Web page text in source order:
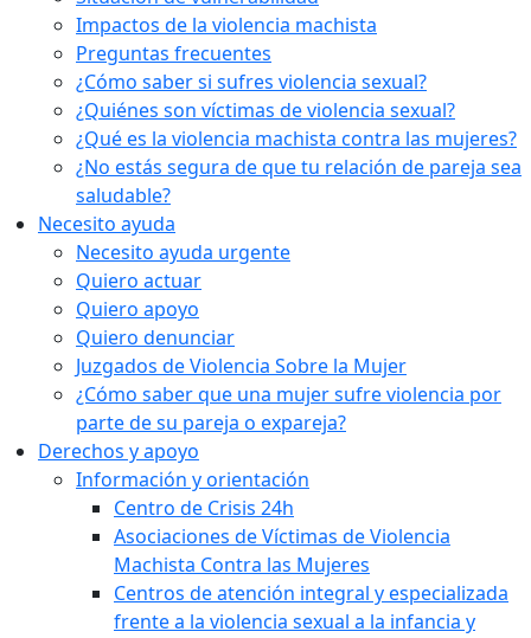
Impactos de la violencia machista
Preguntas frecuentes
¿Cómo saber si sufres violencia sexual?
¿Quiénes son víctimas de violencia sexual?
¿Qué es la violencia machista contra las mujeres?
¿No estás segura de que tu relación de pareja sea
saludable?
Necesito ayuda
Necesito ayuda urgente
Quiero actuar
Quiero apoyo
Quiero denunciar
Juzgados de Violencia Sobre la Mujer
¿Cómo saber que una mujer sufre violencia por
parte de su pareja o expareja?
Derechos y apoyo
Información y orientación
Centro de Crisis 24h
Asociaciones de Víctimas de Violencia
Machista Contra las Mujeres
Centros de atención integral y especializada
frente a la violencia sexual a la infancia y